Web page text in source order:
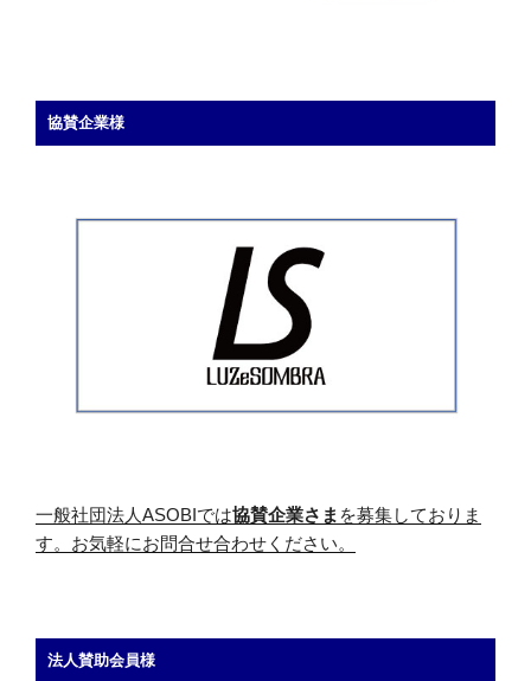
協賛企業様
一般社団法人ASOBIでは協賛企業さま を募集しておりま
す。お気軽にお問合せ合わせください。
法人賛助会員様